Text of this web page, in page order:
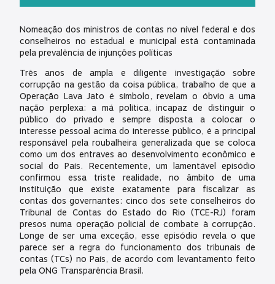
Nomeação dos ministros de contas no nível federal e dos
conselheiros no estadual e municipal está contaminada
pela prevalência de injunções políticas
Três anos de ampla e diligente investigação sobre
corrupção na gestão da coisa pública, trabalho de que a
Operação Lava Jato é símbolo, revelam o óbvio a uma
nação perplexa: a má política, incapaz de distinguir o
público do privado e sempre disposta a colocar o
interesse pessoal acima do interesse público, é a principal
responsável pela roubalheira generalizada que se coloca
como um dos entraves ao desenvolvimento econômico e
social do País. Recentemente, um lamentável episódio
confirmou essa triste realidade, no âmbito de uma
instituição que existe exatamente para fiscalizar as
contas dos governantes: cinco dos sete conselheiros do
Tribunal de Contas do Estado do Rio (TCE-RJ) foram
presos numa operação policial de combate à corrupção.
Longe de ser uma exceção, esse episódio revela o que
parece ser a regra do funcionamento dos tribunais de
contas (TCs) no País, de acordo com levantamento feito
pela ONG Transparência Brasil.